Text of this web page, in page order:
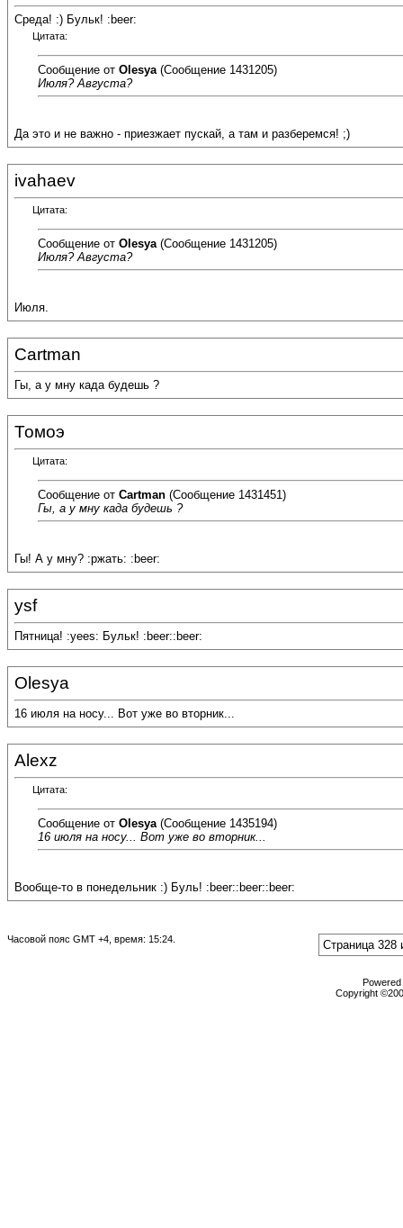
Среда! :) Бульк! :beer:
Цитата:
Сообщение от Olesya (Сообщение 1431205)
Июля? Августа?
Да это и не важно - приезжает пускай, а там и разберемся! ;)
ivahaev
Цитата:
Сообщение от Olesya (Сообщение 1431205)
Июля? Августа?
Июля.
Cartman
Гы, а у мну када будешь ?
Томоэ
Цитата:
Сообщение от Cartman (Сообщение 1431451)
Гы, а у мну када будешь ?
Гы! А у мну? :ржать: :beer:
ysf
Пятница! :yees: Бульк! :beer::beer:
Olesya
16 июля на носу... Вот уже во вторник...
Alexz
Цитата:
Сообщение от Olesya (Сообщение 1435194)
16 июля на носу... Вот уже во вторник...
Вообще-то в понедельник :) Буль! :beer::beer::beer:
Часовой пояс GMT +4, время: 15:24 Страница 328
Copyright